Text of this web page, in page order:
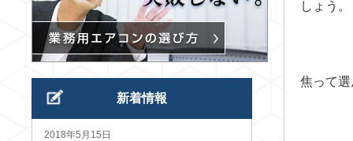
しょう。
焦って
新着情報
2018年5月15日